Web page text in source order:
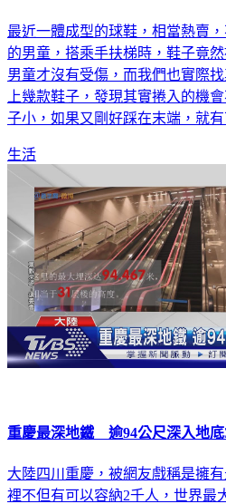
最近一體成型的球鞋，相當熱賣
的男童，搭乘手扶梯時，鞋子竟
男童才沒有受傷，而我們也實際
上幾款鞋子，發現其實捲入的機
子小，如果又剛好踩在末端，就有
生活
重慶最深地鐵 逾94公尺深入地底
大陸四川重慶，被網友戲稱是擁
裡不但有可以容納2千人，世界最